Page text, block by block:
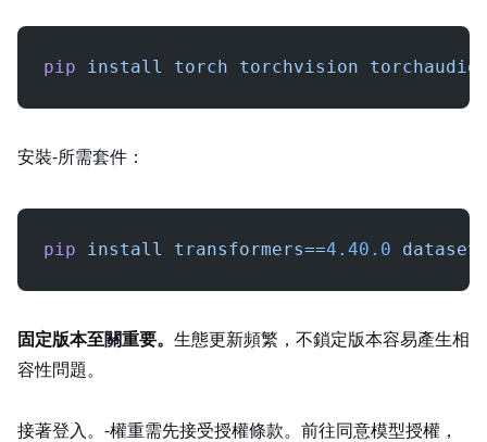
pip install torch torchvision torchaudio
安裝 fine‑tuning 所需套件：
pip install transformers==4.40.0
固定版本至關重要。 Hugging Face 生態更新頻繁，不鎖定版本容易產生相
容性問題。
接著登入 Hugging Face。Llama‑3 權重需先接受授權條款。前往 同意模型授權，